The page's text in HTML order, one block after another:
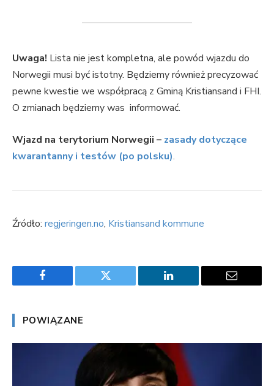
Uwaga! Lista nie jest kompletna, ale powód wjazdu do
Norwegii musi być istotny. Będziemy również precyzować
pewne kwestie we współpracą z Gminą Kristiansand i FHI.
O zmianach będziemy was informować.
Wjazd na terytorium Norwegii – zasady dotyczące
kwarantanny i testów (po polsku).
Źródło: regjeringen.no, Kristiansand kommune
Facebook Twitter LinkedIn Email
POWIĄZANE